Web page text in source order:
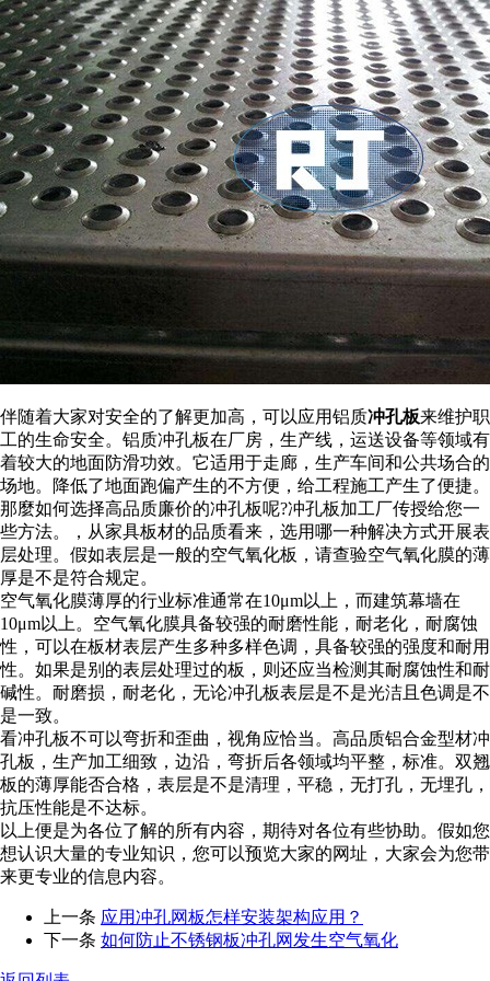
伴随着大家对安全的了解更加高，可以应用铝质冲孔板来维护职
工的生命安全。铝质冲孔板在厂房，生产线，运送设备等领域有
着较大的地面防滑功效。它适用于走廊，生产车间和公共场合的
场地。降低了地面跑偏产生的不方便，给工程施工产生了便捷。
那麼如何选择高品质廉价的冲孔板呢?冲孔板加工厂传授给您一
些方法。，从家具板材的品质看来，选用哪一种解决方式开展表
层处理。假如表层是一般的空气氧化板，请查验空气氧化膜的薄
厚是不是符合规定。
空气氧化膜薄厚的行业标准通常在10μm以上，而建筑幕墙在
10μm以上。空气氧化膜具备较强的耐磨性能，耐老化，耐腐蚀
性，可以在板材表层产生多种多样色调，具备较强的强度和耐用
性。如果是别的表层处理过的板，则还应当检测其耐腐蚀性和耐
碱性。耐磨损，耐老化，无论冲孔板表层是不是光洁且色调是不
是一致。
看冲孔板不可以弯折和歪曲，视角应恰当。高品质铝合金型材冲
孔板，生产加工细致，边沿，弯折后各领域均平整，标准。双翘
板的薄厚能否合格，表层是不是清理，平稳，无打孔，无埋孔，
抗压性能是不达标。
以上便是为各位了解的所有内容，期待对各位有些协助。假如您
想认识大量的专业知识，您可以预览大家的网址，大家会为您带
来更专业的信息内容。
上一条 应用冲孔网板怎样安装架构应用？
下一条 如何防止不锈钢板冲孔网发生空气氧化